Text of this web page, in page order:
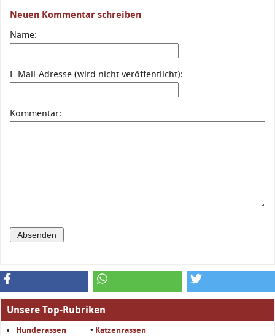
Neuen Kommentar schreiben
Name:
E-Mail-Adresse (wird nicht veröffentlicht):
Kommentar:
Unsere Top-Rubriken
Hunderassen • Katzenrassen